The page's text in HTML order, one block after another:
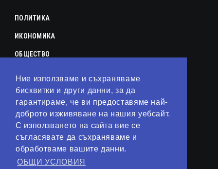
Ние използваме и съхраняваме
бисквитки и други данни, за да
гарантираме, че ви предоставяме най-
доброто изживяване на нашия уебсайт.
С използването на сайта вие се
съгласявате да съхраняваме и
обработваме вашите данни.
ОБЩИ УСЛОВИЯ
ПОЛИТИКА
ИКОНОМИКА
ОБЩЕСТВО
КУЛТУРА
ЛАЙФСТАЙЛ
ТЕХНОЛОГИИ
АНАЛИЗИ
СВЯТ